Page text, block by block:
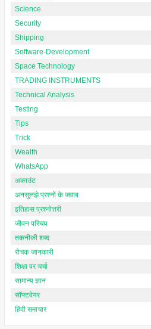
Science
Security
Shipping
Software-Development
Space Technology
TRADING INSTRUMENTS
Technical Analysis
Testing
Tips
Trick
Wealth
WhatsApp
अकाउंट
अनसुलझे प्रश्नों के जवाब
इतिहास प्रश्नोत्तरी
जीवन परिचय
तकनीकी शब्द
रोचक जानकारी
शिक्षा पर चर्चा
सामान्य ज्ञान
सॉफ्टवेयर
हिंदी समाचार